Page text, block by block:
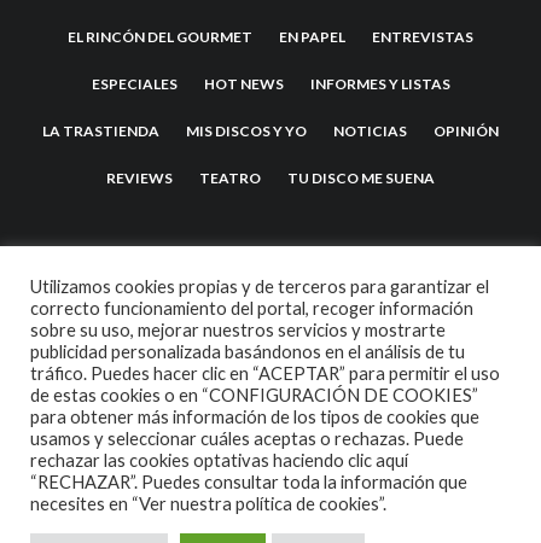
EL RINCÓN DEL GOURMET EN PAPEL ENTREVISTAS
ESPECIALES HOT NEWS INFORMES Y LISTAS
LA TRASTIENDA MIS DISCOS Y YO NOTICIAS OPINIÓN
REVIEWS TEATRO TU DISCO ME SUENA
2007 COPYRIGHT -CODETIPITHEME
Utilizamos cookies propias y de terceros para garantizar el
correcto funcionamiento del portal, recoger información
sobre su uso, mejorar nuestros servicios y mostrarte
publicidad personalizada basándonos en el análisis de tu
tráfico. Puedes hacer clic en “ACEPTAR” para permitir el uso
de estas cookies o en “CONFIGURACIÓN DE COOKIES”
para obtener más información de los tipos de cookies que
usamos y seleccionar cuáles aceptas o rechazas. Puede
rechazar las cookies optativas haciendo clic aquí
“RECHAZAR”. Puedes consultar toda la información que
necesites en “Ver nuestra política de cookies”.